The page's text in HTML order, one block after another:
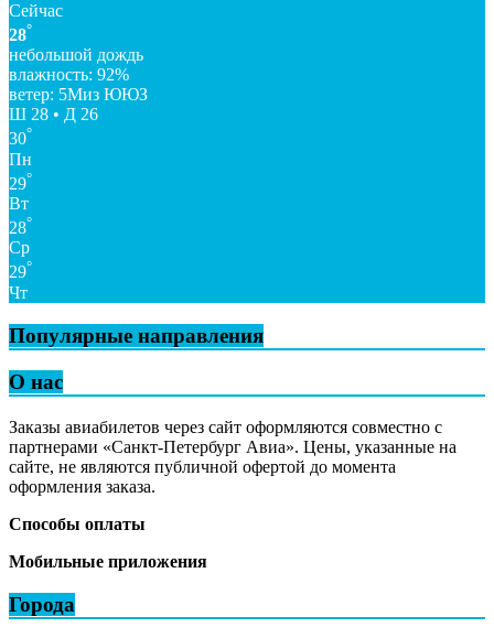
Сейчас
28°
небольшой дождь
влажность: 92%
ветер: 5Миз ЮЮЗ
Ш 28 • Д 26
30°
Пн
29°
Вт
28°
Ср
29°
Чт
Популярные направления
О нас
Заказы авиабилетов через сайт оформляются совместно с
партнерами «Санкт-Петербург Авиа». Цены, указанные на
сайте, не являются публичной офертой до момента
оформления заказа.
Способы оплаты
Мобильные приложения
Города